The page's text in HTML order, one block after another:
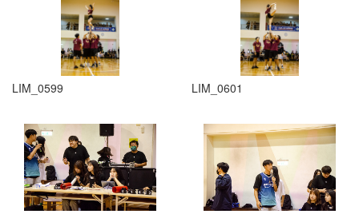
LIM_0599 LIM_0601